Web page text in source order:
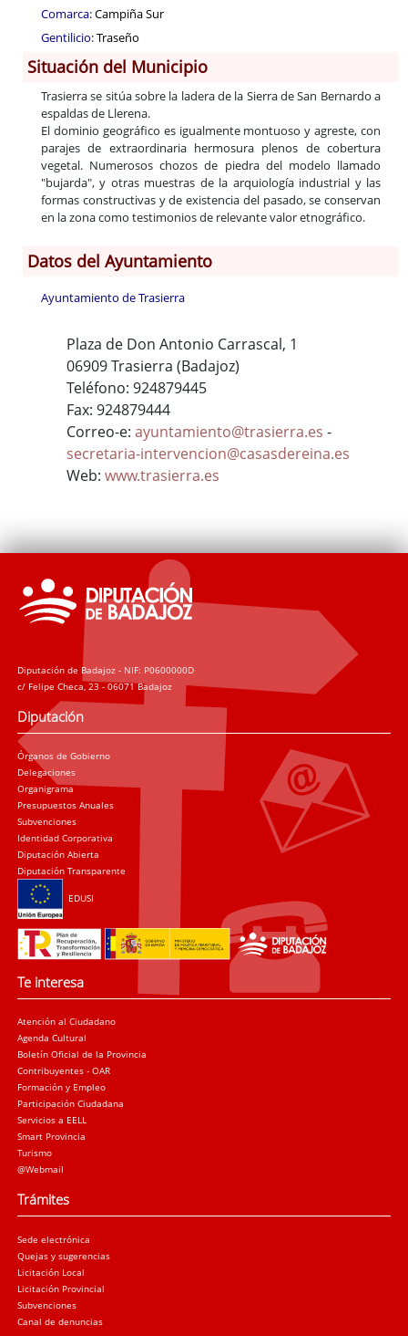
Códigos para FACe
Comarca:Campiña Sur
Gentilicio:Traseño
Situación del Municipio
Trasierra se sitúa sobre la ladera de la Sierra de San Bernardo a
espaldas de Llerena.
El dominio geográfico es igualmente montuoso y agreste, con
parajes de extraordinaria hermosura plenos de cobertura
vegetal. Numerosos chozos de piedra del modelo llamado
"bujarda", y otras muestras de la arquiología industrial y las
formas constructivas y de existencia del pasado, se conservan
en la zona como testimonios de relevante valor etnográfico.
Datos del Ayuntamiento
Ayuntamiento de Trasierra
Plaza de Don Antonio Carrascal, 1
06909 Trasierra (Badajoz)
Teléfono: 924879445
Fax: 924879444
Correo-e: ayuntamiento@trasierra.es -
secretaria-intervencion@casasdereina.es
Web: www.trasierra.es
Diputación de Badajoz - NIF: P0600000D
c/ Felipe Checa, 23 - 06071 Badajoz
Diputación
Órganos de Gobierno
Delegaciones
Organigrama
Presupuestos Anuales
Subvenciones
Identidad Corporativa
Diputación Abierta
Diputación Transparente
EDUSI
Te interesa
Atención al Ciudadano
Agenda Cultural
Boletín Oficial de la Provincia
Contribuyentes - OAR
Formación y Empleo
Participación Ciudadana
Servicios a EELL
Smart Provincia
Turismo
@Webmail
Trámites
Sede electrónica
Quejas y sugerencias
Licitación Local
Licitación Provincial
Subvenciones
Canal de denuncias